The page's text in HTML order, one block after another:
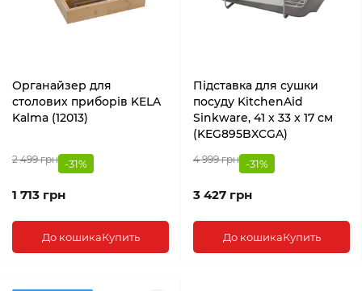
Органайзер для
столових приборів KELA
Kalma (12013)
2 499 грн -31%
1 713 грн
До кошикаКупить
Підставка для сушки
посуду KitchenAid
Sinkware, 41 x 33 x 17 см
(KEG895BXCGA)
4 999 грн -31%
3 427 грн
До кошикаКупить